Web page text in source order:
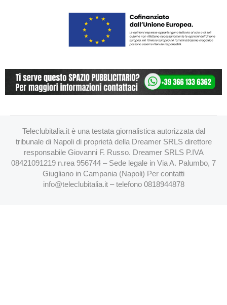
Teleclubitalia.it è una testata giornalistica autorizzata dal
tribunale di Napoli di proprietà della Dreamer SRLS direttore
responsabile Giovanni F. Russo. Dreamer SRLS P.IVA
08421091219 n.rea 956744 – Sede legale in Via A. Palumbo, 7
Giugliano in Campania (Napoli) Per contatti
info@teleclubitalia.it– telefono 0818944878